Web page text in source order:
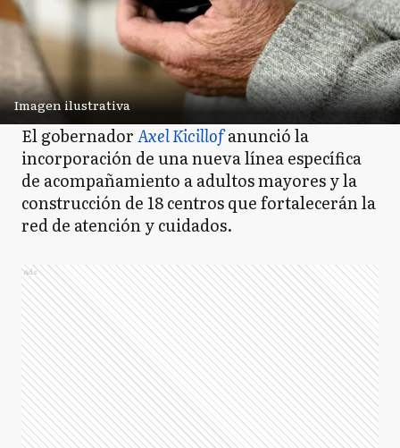
Imagen ilustrativa
El gobernadorAxel Kicillofanunció la
incorporación de una nueva línea específica
de acompañamiento a adultos mayores y la
construcción de 18 centros que fortalecerán la
red de atención y cuidados.
Ads